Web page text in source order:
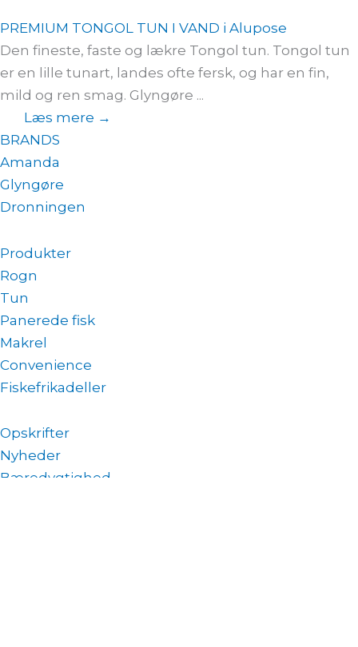
PREMIUM TONGOL TUN I VAND i Alupose
Den fineste, faste og lækre Tongol tun. Tongol tun
er en lille tunart, landes ofte fersk, og har en fin,
mild og ren smag. Glyngøre ...
Læs mere →
BRANDS
Amanda
Glyngøre
Dronningen
Produkter
Rogn
Tun
Panerede fisk
Makrel
Convenience
Fiskefrikadeller
Opskrifter
Nyheder
Bæredygtighed